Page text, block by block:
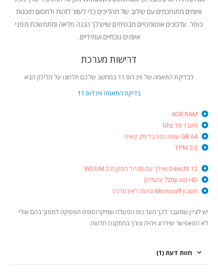
איומים מתוחכמים עם שילוב של תהליכים כדי לעזור לזהות ולחסום תוכנות
כופר. עדכונים אוטומטיים מבטיחים שיש לך הגנה מלאה ומתמשכת מפני
איומים נוכחיים ועתידיים.
דרישות מערכת
לבדיקת התאמה של ווינדוס 11 במחשב שלכם תלחצו על הלינק הבא
בדיקת התאמה ווינדוס 11
4GB RAM
מעבד 16 Ghz
64 GB שטח פנוי בדיסק קשיח
TPM 2.0
DirectX 12 ואילך עם מנהל התקן WDDM 2.0
HD (צג 720p ומעלה)
חשבון Microsoft וגישה לאינטרנט
יש לציין שמעבר לכך מערכות הפעלה שמיקרוסופט הפסיקה לתמוך בהם אולי
לא התאפשר שידרוג ויהיה צורך בהתקנה חדשה.
חוות דעת (1)